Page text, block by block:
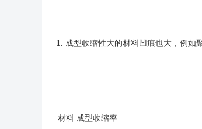
1. 成型收缩性大的材料凹痕也大，例如
材料 成型收缩率